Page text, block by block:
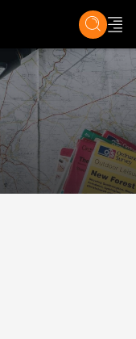
ÉLET TECH &